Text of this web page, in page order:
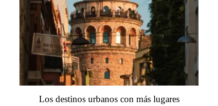
Los destinos urbanos con más lugares